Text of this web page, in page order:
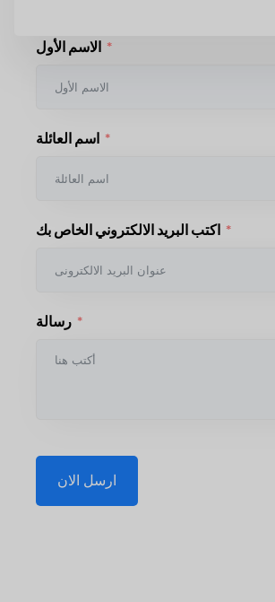
الاسم الأول
اسم العائلة
اكتب البريد الالكتروني الخاص بك
رسالة
ارسل الان